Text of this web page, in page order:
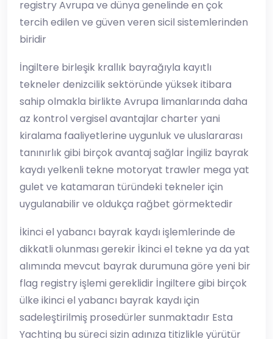
registry Avrupa ve dünya genelinde en çok
tercih edilen ve güven veren sicil sistemlerinden
biridir
İngiltere birleşik krallık bayrağıyla kayıtlı
tekneler denizcilik sektöründe yüksek itibara
sahip olmakla birlikte Avrupa limanlarında daha
az kontrol vergisel avantajlar charter yani
kiralama faaliyetlerine uygunluk ve uluslararası
tanınırlık gibi birçok avantaj sağlar İngiliz bayrak
kaydı yelkenli tekne motoryat trawler mega yat
gulet ve katamaran türündeki tekneler için
uygulanabilir ve oldukça rağbet görmektedir
İkinci el yabancı bayrak kaydı işlemlerinde de
dikkatli olunması gerekir İkinci el tekne ya da yat
alımında mevcut bayrak durumuna göre yeni bir
flag registry işlemi gereklidir İngiltere gibi birçok
ülke ikinci el yabancı bayrak kaydı için
sadeleştirilmiş prosedürler sunmaktadır Esta
Yachting bu süreci sizin adınıza titizlikle yürütür